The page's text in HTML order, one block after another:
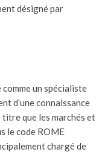
désigné par
un spécialiste
d’une connaissance
titre que les marchés et
le code ROME
chargé de